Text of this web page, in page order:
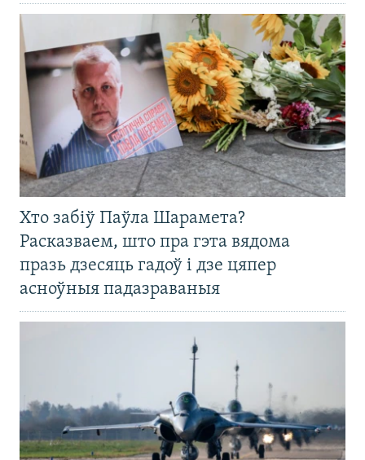
Хто забіў Паўла Шарамета?
Расказваем, што пра гэта вядома
празь дзесяць гадоў і дзе цяпер
асноўныя падазраваныя